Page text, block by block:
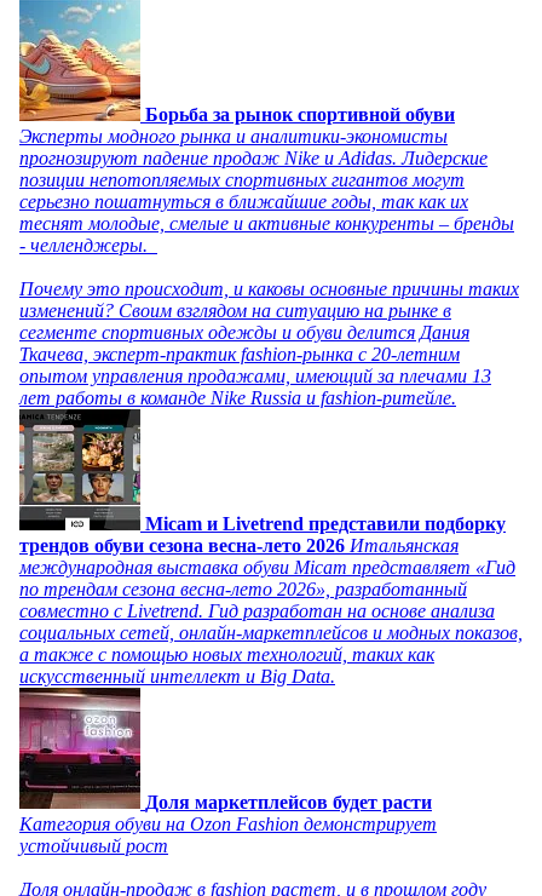
Борьба за рынок спортивной обуви
Эксперты модного рынка и аналитики-экономисты
прогнозируют падение продаж Nike и Adidas. Лидерские
позиции непотопляемых спортивных гигантов могут
серьезно пошатнуться в ближайшие годы, так как их
теснят молодые, смелые и активные конкуренты – бренды
- челленджеры.
Почему это происходит, и каковы основные причины таких
изменений? Своим взглядом на ситуацию на рынке в
сегменте спортивных одежды и обуви делится Дания
Ткачева, эксперт-практик fashion-рынка с 20-летним
опытом управления продажами, имеющий за плечами 13
лет работы в команде Nike Russia и fashion-ритейле.
Micam и Livetrend представили подборку
трендов обуви сезона весна-лето 2026 Итальянская
международная выставка обуви Micam представляет «Гид
по трендам сезона весна-лето 2026», разработанный
совместно с Livetrend. Гид разработан на основе анализа
социальных сетей, онлайн-маркетплейсов и модных показов,
а также с помощью новых технологий, таких как
искусственный интеллект и Big Data.
Доля маркетплейсов будет расти
Категория обуви на Ozon Fashion демонстрирует
устойчивый рост
Доля онлайн-продаж в fashion растет, и в прошлом году